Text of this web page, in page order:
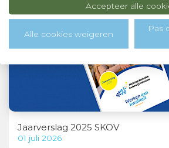
Jaarverslag 2025 SKOV
01 juli 2026
Accepteer alle
Alle cookies weigeren
Pas